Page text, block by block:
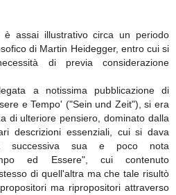
assai illustrativo circa un periodo
di Martin Heidegger, entro cui si
di previa considerazione
a notissima pubblicazione di
e Tempo' ("Sein und Zeit"), si era
di ulteriore pensiero, dominato dalla
descrizioni essenziali, cui si dava
successiva sua e poco nota
ed Essere", cui contenuto
di quell'altra ma che tale risultò
ma ripropositori attraverso